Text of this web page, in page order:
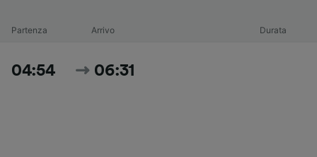
Partenza Arrivo Durata
04:54 06:31